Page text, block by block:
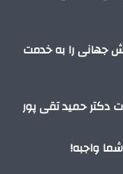
جهانی را به خدمت
دکتر حمید تقی پور
واجبه!